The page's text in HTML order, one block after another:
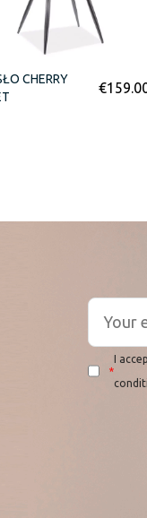
CHERRY
€
*
I